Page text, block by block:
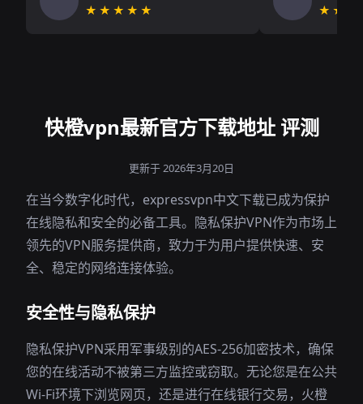
★★★★★
快橙vpn最新官方下载地址 评测
更新于 2026年3月20日
在当今数字化时代，expressvpn中文下载已成为保护
在线隐私和安全的必备工具。隐私保护VPN作为市场上
领先的VPN服务提供商，致力于为用户提供快速、安
全、稳定的网络连接体验。
安全性与隐私保护
隐私保护VPN采用军事级别的AES-256加密技术，确保
您的在线活动不被第三方监控或窃取。无论您是在公共
Wi-Fi环境下浏览网页，还是进行在线银行交易，火橙